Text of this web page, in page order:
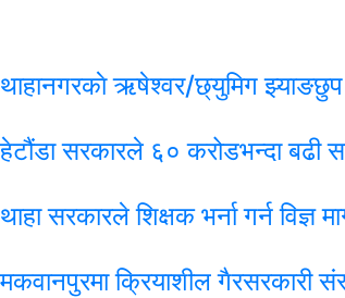
थाहानगरकाे ऋषेश्वर/छ्युमिग झ्याङछुप
हेटौंडा सरकारले ६० करोडभन्दा बढी
थाहा सरकारले शिक्षक भर्ना गर्न विज्ञ
मकवानपुरमा क्रियाशील गैरसरकारी